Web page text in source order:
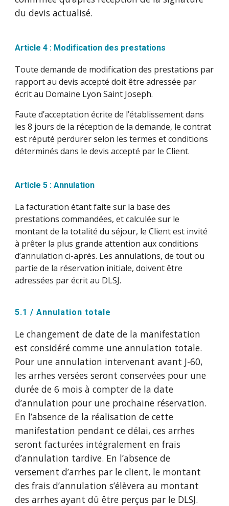
du devis actualisé.
Article 4 : Modification des prestations
Toute demande de modification des prestations par
rapport au devis accepté doit être adressée par
écrit au Domaine Lyon Saint Joseph.
Faute d’acceptation écrite de l’établissement dans
les 8 jours de la réception de la demande, le contrat
est réputé perdurer selon les termes et conditions
déterminés dans le devis accepté par le Client.
Article 5 : Annulation
La facturation étant faite sur la base des
prestations commandées, et calculée sur le
montant de la totalité du séjour, le Client est invité
à prêter la plus grande attention aux conditions
d’annulation ci-après. Les annulations, de tout ou
partie de la réservation initiale, doivent être
adressées par écrit au DLSJ.
5.1 / Annulation totale
Le changement de date de la manifestation
est considéré comme une annulation totale.
Pour une annulation intervenant avant J-60,
les arrhes versées seront conservées pour une
durée de 6 mois à compter de la date
d’annulation pour une prochaine réservation.
En l’absence de la réalisation de cette
manifestation pendant ce délai, ces arrhes
seront facturées intégralement en frais
d’annulation tardive. En l’absence de
versement d’arrhes par le client, le montant
des frais d’annulation s’élèvera au montant
des arrhes ayant dû être perçus par le DLSJ.